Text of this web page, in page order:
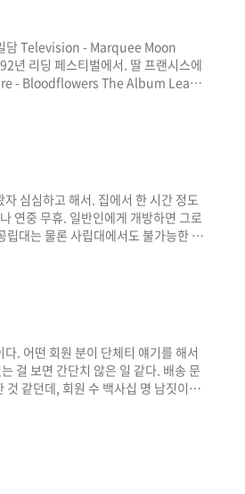
담 Television - Marquee Moon
리딩 페스티벌에서. 딸 프랜시스에
- Bloodflowers The Album Leaf -
심심하고 해서. 집에서 한 시간 정도
연중 무휴. 일반인에게 개방하면 그로
립대는 물론 사립대에서도 불가능한 일
군요. 어림 잡아 열 권 읽으면 한 권
. 어떤 회원 분이 단체티 얘기를 해서
걸 보면 간단치 않은 일 같다. 배송 문
같던데, 회원 수 백사십 명 남짓이라
. 처음 만들 때의 취지도 그런 거였고